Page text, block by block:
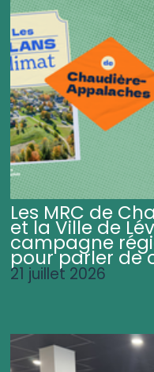
Les MRC de
et la Ville de
campagne
pour parler de
21 juillet 2026